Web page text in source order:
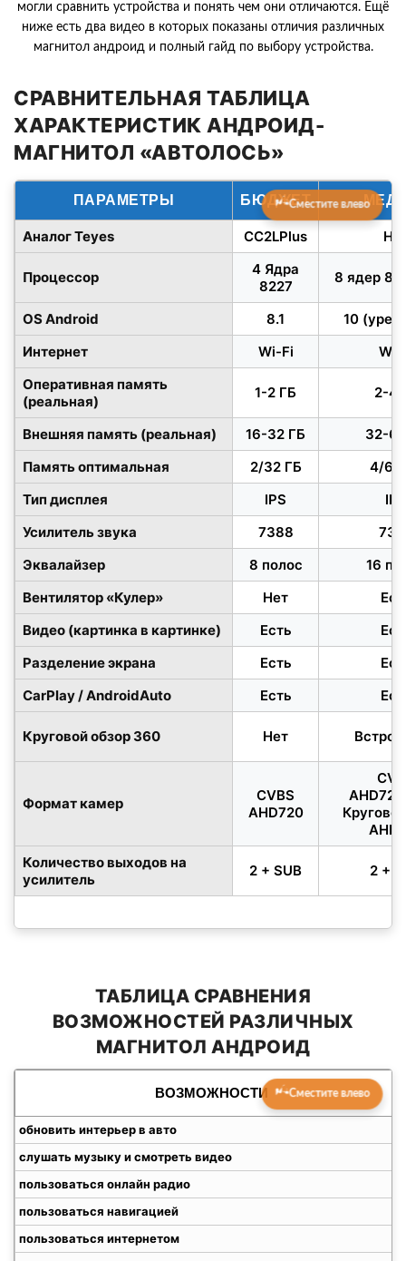
могли сравнить устройства и понять чем они отличаются. Ещё
ниже есть два видео в которых показаны отличия различных
магнитол андроид и полный гайд по выбору устройства.
СРАВНИТЕЛЬНАЯ ТАБЛИЦА
ХАРАКТЕРИСТИК АНДРОИД-
МАГНИТОЛ «АВТОЛОСЬ»
Сместите влево
ПАРАМЕТРЫ БЮДЖЕТ
Аналог Teyes CC2LPlus
Процессор
4 Ядра
8227
8 ядер
OS Android 8.1
10
Интернет
Wi-Fi
Wi-
Оперативная память
(реальная)
1-2 ГБ 2-4
Внешняя память (реальная) 16-32 ГБ
32-
Память оптимальная
2/32 ГБ
4/64
Тип дисплея
IPS
IPS
Усилитель звука
7388
Эквалайзер
8 полос
16
Вентилятор «Кулер»
Нет
Видео (картинка в картинке)
Есть
Разделение экрана
Есть
CarPlay / AndroidAuto
Есть
Круговой обзор 360 Нет
Формат камер
CVBS
AHD720
Количество выходов на
усилитель
2 + SUB 2 +
ТАБЛИЦА СРАВНЕНИЯ
ВОЗМОЖНОСТЕЙ РАЗЛИЧНЫХ
МАГНИТОЛ АНДРОИД
Сместите влево
ВОЗМОЖНОСТИ
обновить интерьер в авто
слушать музыку и смотреть видео
пользоваться онлайн радио
пользоваться навигацией
пользоваться интернетом